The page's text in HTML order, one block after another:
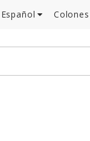
Colones
Español